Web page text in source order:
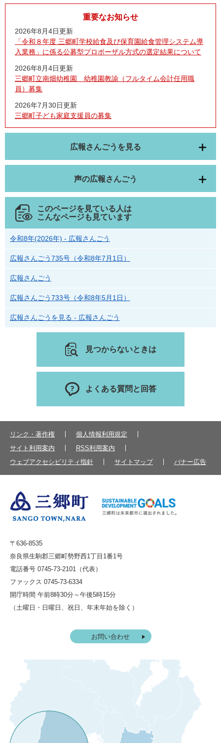
重要なお知らせ
2026年8月4日更新
「令和８年度 三郷町学校給食及び保育園給食管理システム導
入業務」に係る公募型プロポーザル方式の選定結果について
2026年8月4日更新
三郷町立南畑幼稚園 幼稚園教諭（フルタイム会計任用職
員）募集
2026年7月30日更新
三郷町子ども家庭支援員の募集
広報さんごうを見る
声の広報さんごう
このページを見ている人は
こんなページも見ています
令和8年(2026年) - 広報さんごう
広報さんごう735号（令和8年7月1日）
広報さんごう
広報さんごう733号（令和8年5月1日）
広報さんごうを見る - 広報さんごう
見つからないときは
よくある質問と回答
リンク・著作権
個人情報利用規定
サイト利用案内
RSS利用案内
ウェブアクセシビリティ指針
サイトマップ バナー広告
〒636-8535
奈良県生駒郡三郷町勢野西1丁目1番1号
電話番号 0745-73-2101（代表）
ファックス 0745-73-6334
開庁時間 午前8時30分～午後5時15分
（土曜日・日曜日、祝日、年末年始を除く）
お問い合わせ